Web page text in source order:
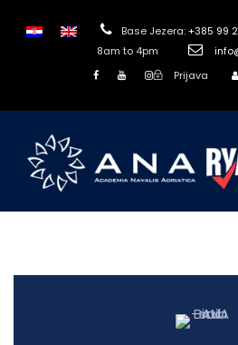
Base Jezera:+385 99
8am to 4pm
Prijava